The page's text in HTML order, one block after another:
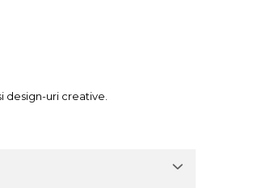
design-uri creative.